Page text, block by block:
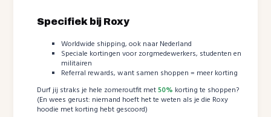
Specifiek bij Roxy
Worldwide shipping, ook naar Nederland
Speciale kortingen voor zorgmedewerkers, studenten en
militairen
Referral rewards, want samen shoppen = meer korting
Durf jij straks je hele zomeroutfit met50% korting te shoppen?
(En wees gerust: niemand hoeft het te weten als je die Roxy
hoodie met korting hebt gescoord)